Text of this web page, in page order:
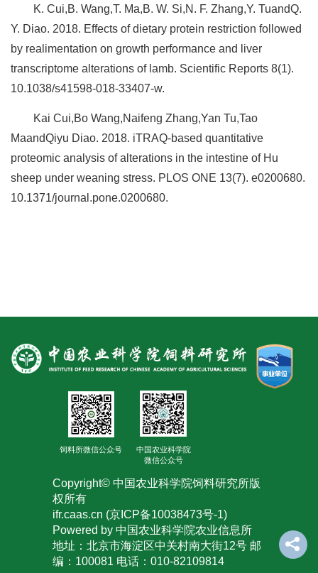
K. Cui,B. Wang,T. Ma,B. W. Si,N. F. Zhang,Y. TuandQ.
Y. Diao. 2018. Effects of dietary protein restriction followed
by realimentation on growth performance and liver
transcriptome alterations of lamb. Scientific Reports 8(1).
10.1038/s41598-018-33407-w.
Kai Cui,Bo Wang,Naifeng Zhang,Yan Tu,Tao
MaandQiyu Diao. 2018. iTRAQ-based quantitative
proteomic analysis of alterations in the intestine of Hu
sheep under weaning stress. PLOS ONE 13(7). e0200680.
10.1371/journal.pone.0200680.
饲料所微信公众号
中国农业科学院
微信公众号
Copyright© 中国农业科学院饲料研究所版
权所有
ifr.caas.cn (京ICP备10038473号-1)
Powered by 中国农业科学院农业信息所
地址：北京市海淀区中关村南大街12号 邮
编：100081 电话：010-82109814